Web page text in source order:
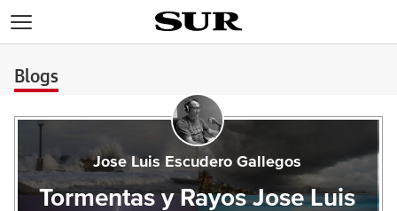
Blogs
Jose Luis Escudero Gallegos
Tormentas y Rayos Jose Luis